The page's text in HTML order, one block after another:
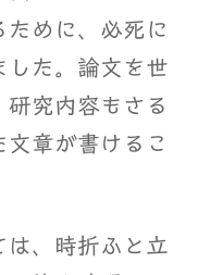
ために、必死に
した。論文を世
究内容もさる
文章が書けるこ
、時折ふと立